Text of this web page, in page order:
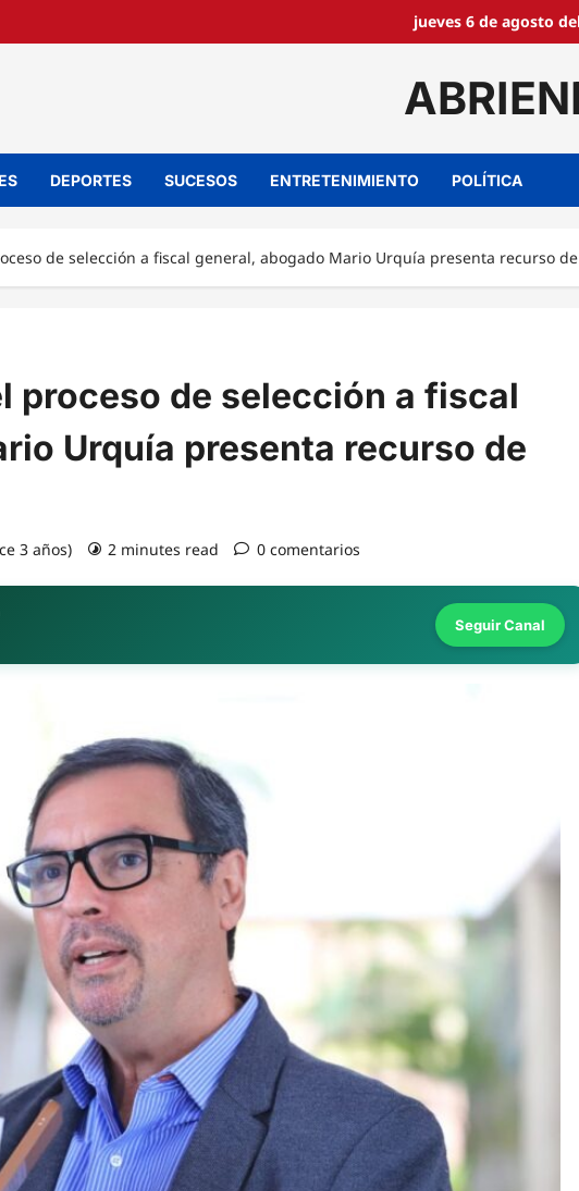
jueves 6 de agosto
DEPORTES SUCESOS ENTRETENIMIENTO POLÍTICA
de selección a fiscal general, abogado Mario Urquía presenta recurso
proceso de selección a fiscal
Urquía presenta recurso de
3 años) 2 minutes read 0 comentarios
Seguir Canal